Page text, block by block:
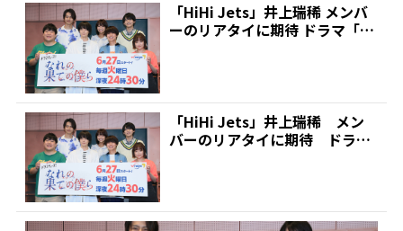
「HiHi Jets」井上瑞稀 メンバ
ーのリアタイに期待 ドラマ「な
「HiHi Jets」井上瑞稀 メン
バーのリアタイに期待 ドラマ